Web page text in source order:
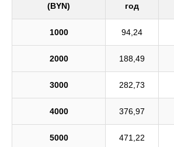
(BYN)
год
1000 94,24
2000 188,49
3000 282,73
4000 376,97
5000 471,22